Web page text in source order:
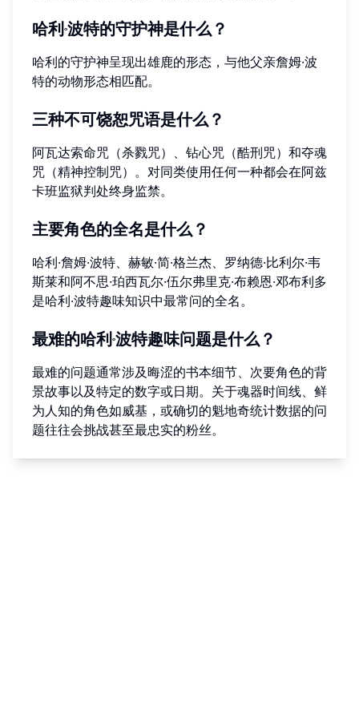
哈利·波特的守护神是什么？
哈利的守护神呈现出雄鹿的形态，与他父亲詹姆·波
特的动物形态相匹配。
三种不可饶恕咒语是什么？
阿瓦达索命咒（杀戮咒）、钻心咒（酷刑咒）和夺魂
咒（精神控制咒）。对同类使用任何一种都会在阿兹
卡班监狱判处终身监禁。
主要角色的全名是什么？
哈利·詹姆·波特、赫敏·简·格兰杰、罗纳德·比利尔·韦
斯莱和阿不思·珀西瓦尔·伍尔弗里克·布赖恩·邓布利多
是哈利·波特趣味知识中最常问的全名。
最难的哈利·波特趣味问题是什么？
最难的问题通常涉及晦涩的书本细节、次要角色的背
景故事以及特定的数字或日期。关于魂器时间线、鲜
为人知的角色如威基，或确切的魁地奇统计数据的问
题往往会挑战甚至最忠实的粉丝。